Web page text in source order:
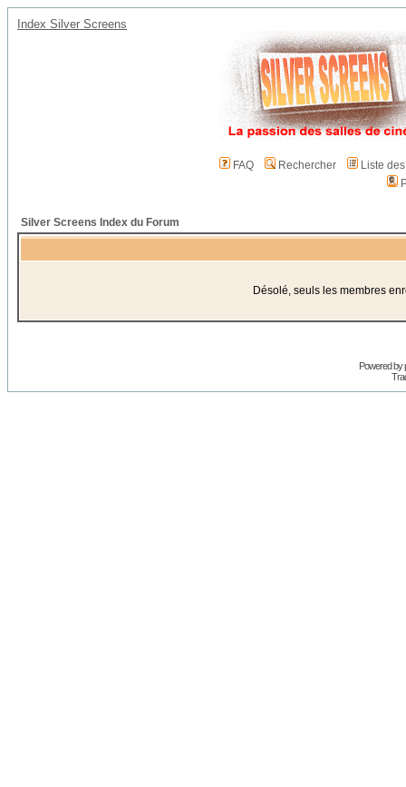
Index Silver Screens
FAQ Rechercher
Liste
Silver Screens Index du Forum
Désolé, seuls les membres
Powered by